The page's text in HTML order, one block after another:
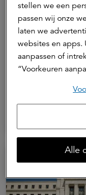
06 juli 2026 | 1 min.
Juni 2026:
positief
Juni 2026 verliep
obligatiebeleggers
van 2026 hebben
Marktontwikkelingen
stellen we een
passen wij onze
laten we
websites en
aanpassen of
“Voorkeuren
Alle